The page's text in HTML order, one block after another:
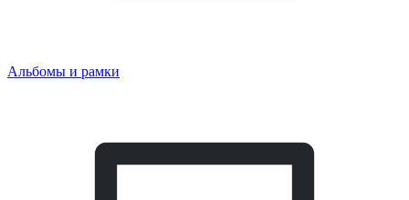
Альбомы и рамки